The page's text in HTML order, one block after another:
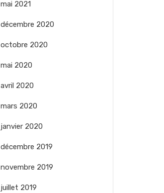
mai 2021
décembre 2020
octobre 2020
mai 2020
avril 2020
mars 2020
janvier 2020
décembre 2019
novembre 2019
juillet 2019